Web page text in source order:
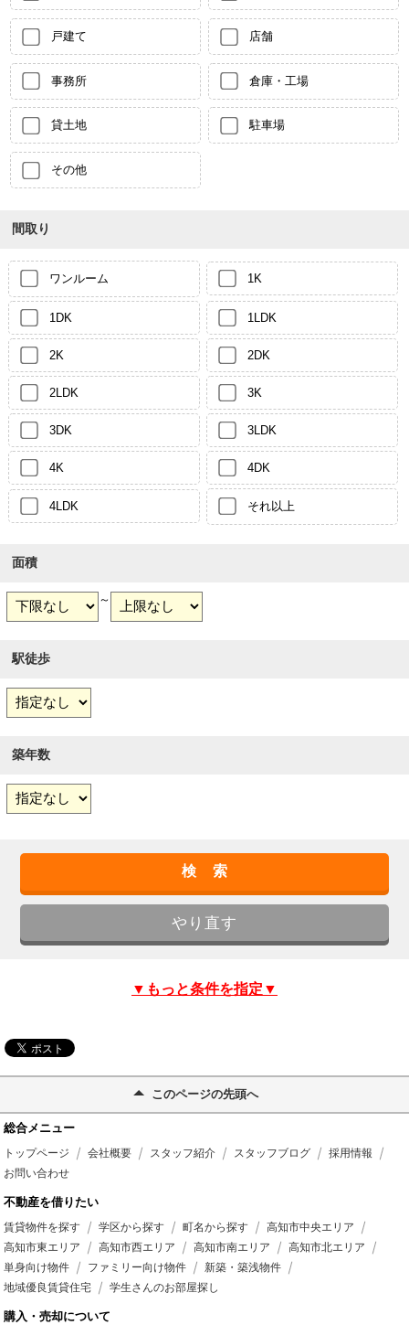
戸建て 店舗
事務所 倉庫・工場
貸土地 駐車場
その他
間取り
ワンルーム 1K
1DK 1LDK
2K 2DK
2LDK 3K
3DK 3LDK
4K 4DK
4LDK それ以上
面積
～
駅徒歩
築年数
▼もっと条件を指定▼
このページの先頭へ
総合メニュー
トップページ 会社概要 スタッフ紹介 スタッフブログ
採用情報
お問い合わせ
不動産を借りたい
賃貸物件を探す 学区から探す 町名から探す
高知市中央エリア
高知市東エリア
高知市西エリア 高知市南エリア
高知市北エリア
単身向け物件
ファミリー向け物件
新築・築浅物件
地域優良賃貸住宅
学生さんのお部屋探し
購入・売却について